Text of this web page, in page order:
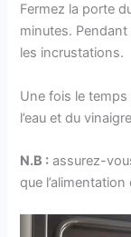
Fermez la porte
minutes.
les incrustations.
Une fois le
l’eau et du
N.B : assurez-
que